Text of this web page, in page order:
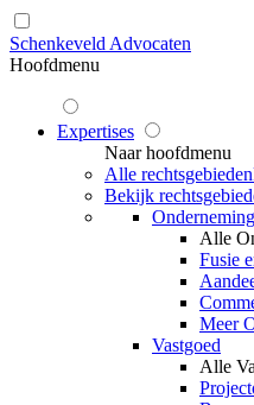
Schenkeveld Advocaten
Hoofdmenu
Expertises
Naar hoofdmenu
Alle rechtsgebieden
Bekijk
Onderneming
Alle
Fusie
Meer
Vastgoed
Alle